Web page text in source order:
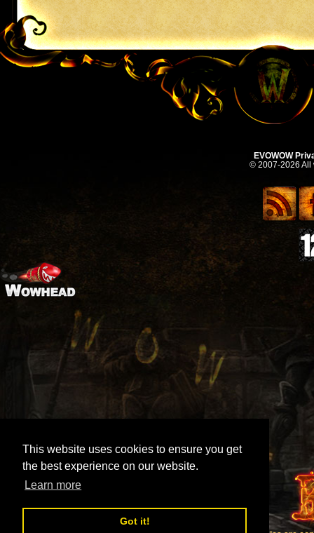
This website uses cookies to ensure you get
the best experience on our website.
Learn more
Got it!
EVOWOW
© 2007-2026 All